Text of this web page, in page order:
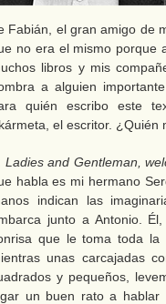
Fabián, el gran amigo de
no era el mismo porque
libros y mis
a alguien
quién escribo este
el escritor. ¿Quién
Ladies and Gentleman,
habla es mi hermano
indican las
junto a Antonio.
que le toma toda
unas carcajadas
y pequeños,
un buen rato a